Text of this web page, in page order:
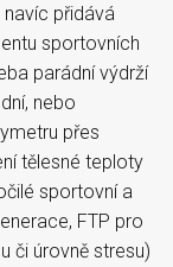
přidává
sportovních
parádní výdrží
nebo
přes
tělesné teploty
sportovní a
FTP pro
či úrovně stresu)